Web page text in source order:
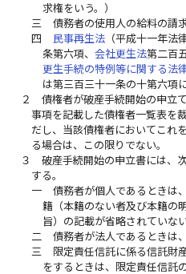
求権をいう。）
三
債務者の使用人の給料の請
四
民事再生法（平成十一年法
条第六項、 会社更生法第二百
更生手続の特例等に関する法
は第三百三十一条の十第六項
２
債権者が破産手続開始の申立
事項を記載した債権者一覧表を
だし、当該債権者においてこれ
る場合は、この限りでない。
３
破産手続開始の申立書には、
する。
一
債務者が個人であるときは
籍（本籍のない者及び本籍の
旨）の記載が省略されていな
二
債務者が法人であるときは
三
限定責任信託に係る信託財
をするときは、限定責任信託